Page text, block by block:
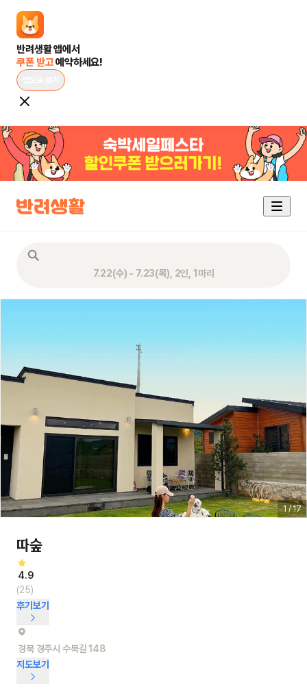
쿠폰 받고 예약하세요!
7.22(수) - 7.23(목), 2인, 1마리
1 / 17
따숲
4.9
(25)
후기보기
경북 경주시 수북길 148
지도보기